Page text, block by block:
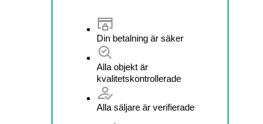
Din betalning är säker
Alla objekt är
kvalitetskontrollerade
Alla säljare är verifierade